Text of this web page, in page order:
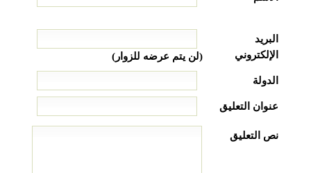
البريد
الإلكتروني
(لن يتم عرضه للزوار)
الدولة
عنوان التعليق
نص التعليق